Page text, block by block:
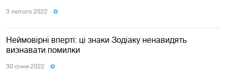
3 лютого 2022
Неймовірні вперті: ці знаки Зодіаку ненавидять
визнавати помилки
30 сiчня 2022